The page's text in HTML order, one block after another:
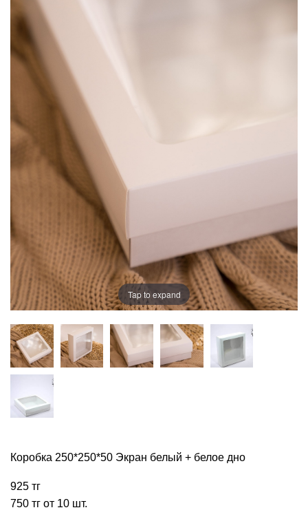
Tap to expand
Коробка 250*250*50 Экран белый + белое дно
925 тг
750 тг от 10 шт.